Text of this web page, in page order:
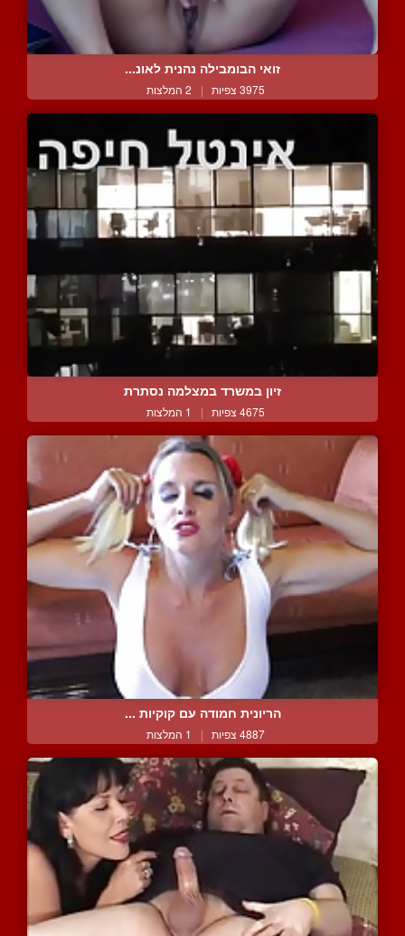
זואי הבומבילה נהנית לאונ...
3975 צפיות | 2 המלצות
זיון במשרד במצלמה נסתרת
4675 צפיות | 1 המלצות
הריונית חמודה עם קוקיות ...
4887 צפיות | 1 המלצות